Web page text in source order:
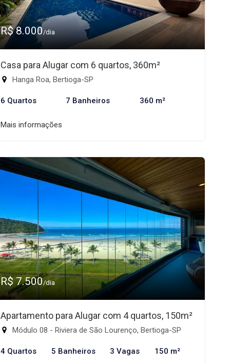
R$ 8.000/dia
Casa para Alugar com 6 quartos, 360m²
Hanga Roa, Bertioga-SP
6 Quartos 7 Banheiros 360 m²
Mais informações
R$ 7.500/dia
Apartamento para Alugar com 4 quartos, 150m²
Módulo 08 - Riviera de São Lourenço, Bertioga-SP
4 Quartos 5 Banheiros 3 Vagas 150 m²